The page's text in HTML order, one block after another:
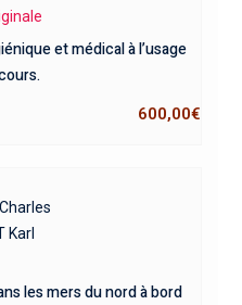
et médical à l’usage
600,00€
Karl
les mers du nord à bord